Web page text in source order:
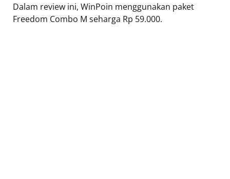
Dalam review ini, WinPoin menggunakan paket
Freedom Combo M seharga Rp 59.000.